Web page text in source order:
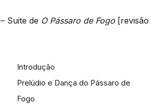
– Suite de O Pássaro de Fogo [revisão
Introdução
Prelúdio e Dança do Pássaro de
Fogo